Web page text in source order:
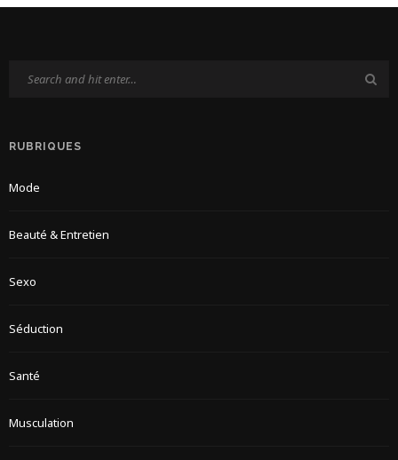
RUBRIQUES
Mode
Beauté & Entretien
Sexo
Séduction
Santé
Musculation